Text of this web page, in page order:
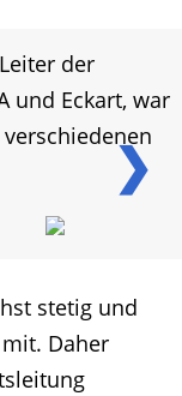
❯
der
und Eckart, war
stetig und
Daher